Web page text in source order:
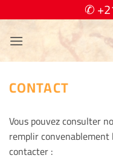
au
contenu
✆
CONTACT
Vous pouvez consulter
remplir
contacter :